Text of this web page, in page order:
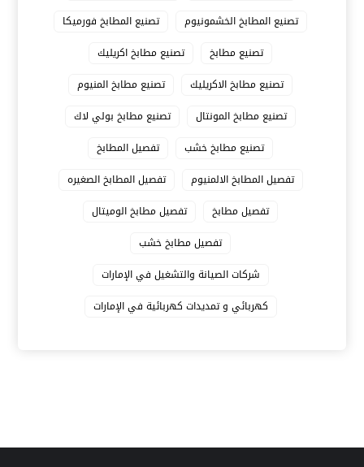
تصنيع المطابخ الخشمونيوم
تصنيع المطابخ فورميكا
تصنيع مطابخ
تصنيع مطابخ اكريليك
تصنيع مطابخ الاكريليك
تصنيع مطابخ المنيوم
تصنيع مطابخ المونتال
تصنيع مطابخ بولي لاك
تصنيع مطابخ خشب
تفصيل المطابخ
تفصيل المطابخ الالمنيوم
تفصيل المطابخ الصغيره
تفصيل مطابخ
تفصيل مطابخ الوميتال
تفصيل مطابخ خشب
شركات الصيانة والتشغيل في الإمارات
كهربائي و تمديدات كهربائية في الإمارات